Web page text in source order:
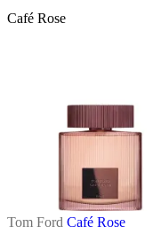
Café Rose
Tom Ford Café Rose